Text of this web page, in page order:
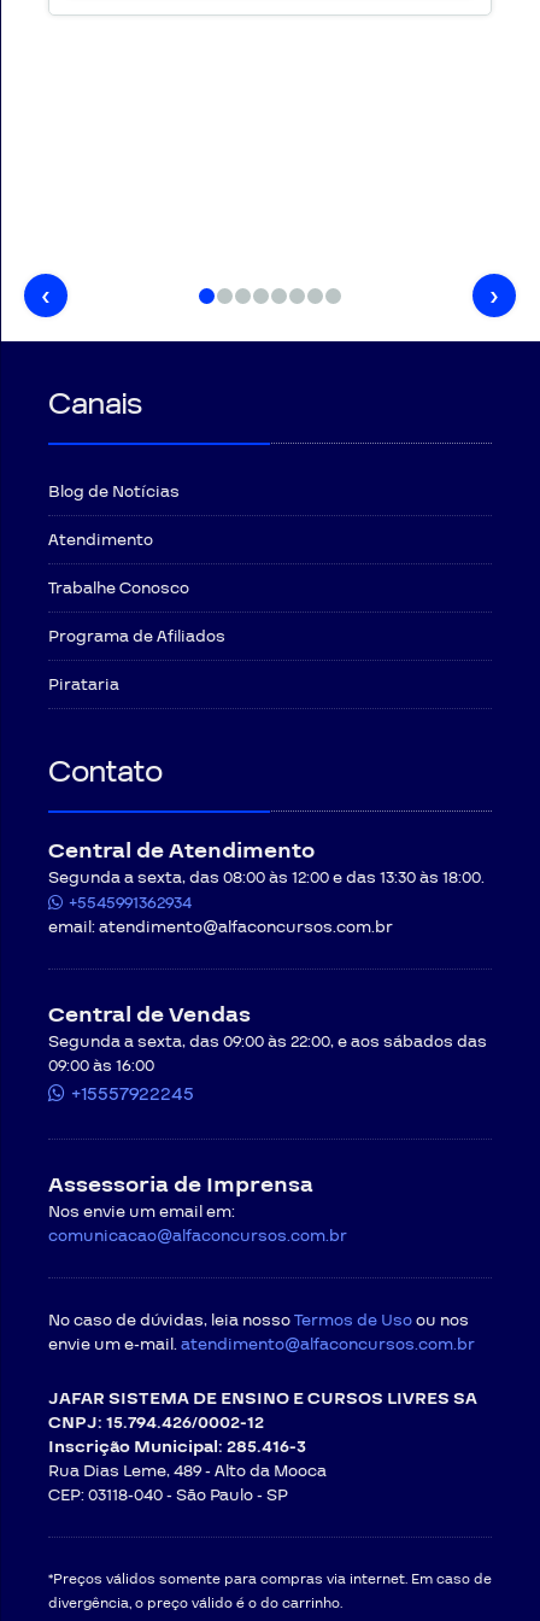
‹ ›
Canais
Blog de Notícias
Atendimento
Trabalhe Conosco
Programa de Afiliados
Pirataria
Contato
Central de Atendimento
Segunda a sexta, das 08:00 às 12:00 e das 13:30 às 18:00.
+5545991362934
email:atendimento@alfaconcursos.com.br
Central de Vendas
Segunda a sexta, das 09:00 às 22:00, e aos sábados das
09:00 às 16:00
+15557922245
Assessoria de Imprensa
Nos envie um email em:
comunicacao@alfaconcursos.com.br
No caso de dúvidas, leia nossoTermos de Usoou nos
envie um e-mail.atendimento@alfaconcursos.com.br
JAFAR SISTEMA DE ENSINO E CURSOS LIVRES SA
CNPJ: 15.794.426/0002-12
Inscrição Municipal: 285.416-3
Rua Dias Leme, 489 - Alto da Mooca
CEP: 03118-040 -São Paulo - SP
*Preços válidos somente para compras via internet. Em caso de
divergência, o preço válido é o do carrinho.